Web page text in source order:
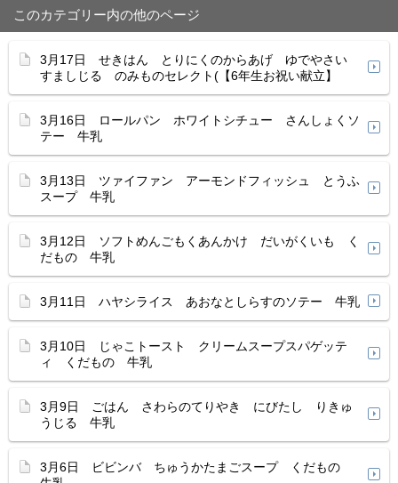
このカテゴリー内の他のページ
3月17日 せきはん とりにくのからあげ ゆでやさい
すましじる のみものセレクト(【6年生お祝い献立】
3月16日 ロールパン ホワイトシチュー さんしょくソ
テー 牛乳
3月13日 ツァイファン アーモンドフィッシュ とうふ
スープ 牛乳
3月12日 ソフトめんごもくあんかけ だいがくいも く
だもの 牛乳
3月11日 ハヤシライス あおなとしらすのソテー 牛乳
3月10日 じゃこトースト クリームスープスパゲッテ
ィ くだもの 牛乳
3月9日 ごはん さわらのてりやき にびたし りきゅ
うじる 牛乳
3月6日 ビビンバ ちゅうかたまごスープ くだもの